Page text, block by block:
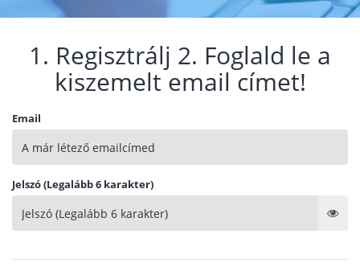
1. Regisztrálj 2. Foglald le a
kiszemelt email címet!
Email
Jelszó (Legalább 6 karakter)